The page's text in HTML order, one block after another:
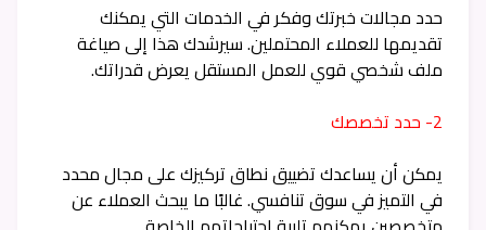
حدد مجالات خبرتك وفكر في الخدمات التي يمكنك
تقديمها للعملاء المحتملين. سيرشدك هذا إلى صياغة
ملف شخصي قوي للعمل المستقل يعرض قدراتك.
2- حدد تخصصك
يمكن أن يساعدك تضييق نطاق تركيزك على مجال محدد
في التميز في سوق تنافسي. غالبًا ما يبحث العملاء عن